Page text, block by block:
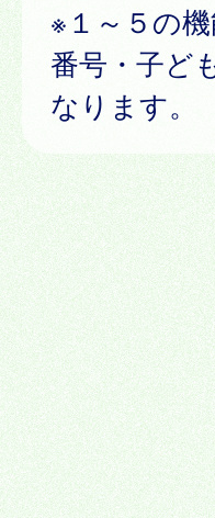
※１～５の
番号・子ど
なります。